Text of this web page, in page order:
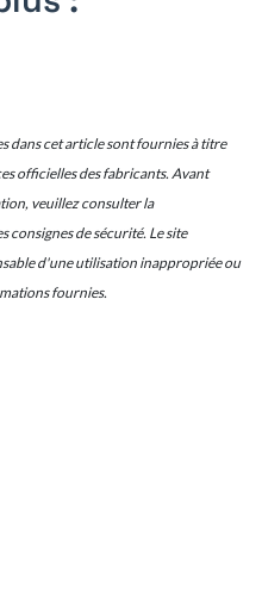
dans cet article sont fournies à titre
officielles des fabricants. Avant
veuillez consulter la
de sécurité. Le site
d'une utilisation inappropriée ou
fournies.